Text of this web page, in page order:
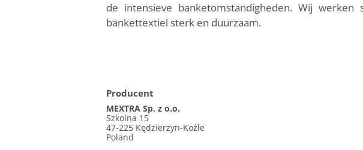
de intensieve banketomstandigheden. Wij
bankettextiel sterk en duurzaam.
Producent
MEXTRA Sp. z o.o.
Szkolna 15
47-225 Kędzierzyn-Koźle
Poland